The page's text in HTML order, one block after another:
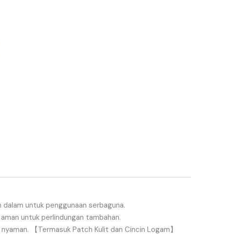
dalam untuk penggunaan serbaguna.
aman untuk perlindungan tambahan.
nyaman. 【Termasuk Patch Kulit dan Cincin Logam】